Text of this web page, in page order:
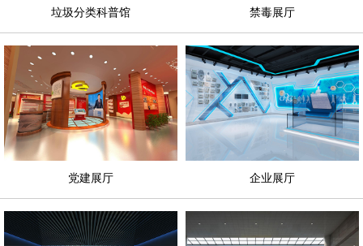
垃圾分类科普馆 禁毒展厅
党建展厅 企业展厅